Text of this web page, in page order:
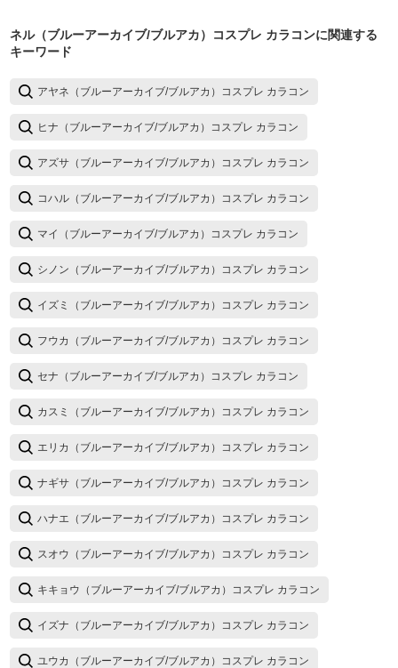
ネル（ブルーアーカイブ/ブルアカ）コスプレ カラコンに関連する
キーワード
アヤネ（ブルーアーカイブ/ブルアカ）コスプレ カラコン
ヒナ（ブルーアーカイブ/ブルアカ）コスプレ カラコン
アズサ（ブルーアーカイブ/ブルアカ）コスプレ カラコン
コハル（ブルーアーカイブ/ブルアカ）コスプレ カラコン
マイ（ブルーアーカイブ/ブルアカ）コスプレ カラコン
シノン（ブルーアーカイブ/ブルアカ）コスプレ カラコン
イズミ（ブルーアーカイブ/ブルアカ）コスプレ カラコン
フウカ（ブルーアーカイブ/ブルアカ）コスプレ カラコン
セナ（ブルーアーカイブ/ブルアカ）コスプレ カラコン
カスミ（ブルーアーカイブ/ブルアカ）コスプレ カラコン
エリカ（ブルーアーカイブ/ブルアカ）コスプレ カラコン
ナギサ（ブルーアーカイブ/ブルアカ）コスプレ カラコン
ハナエ（ブルーアーカイブ/ブルアカ）コスプレ カラコン
スオウ（ブルーアーカイブ/ブルアカ）コスプレ カラコン
キキョウ（ブルーアーカイブ/ブルアカ）コスプレ カラコン
イズナ（ブルーアーカイブ/ブルアカ）コスプレ カラコン
ユウカ（ブルーアーカイブ/ブルアカ）コスプレ カラコン